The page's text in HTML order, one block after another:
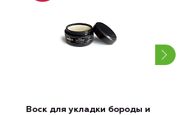
Воск для укладки бороды и